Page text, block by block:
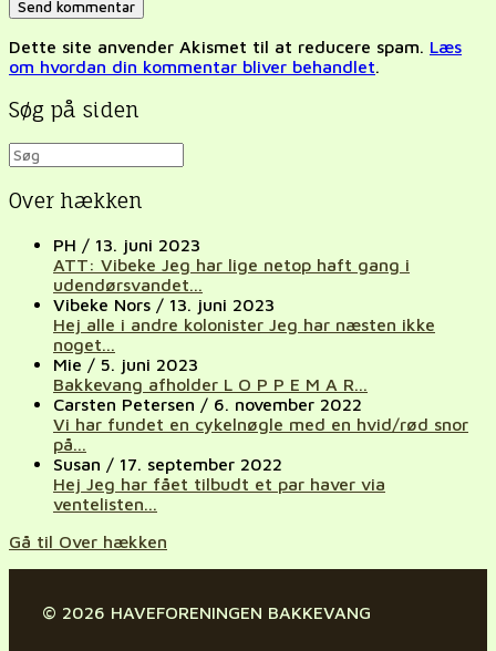
Dette site anvender Akismet til at reducere spam. Læs
om hvordan din kommentar bliver behandlet.
Søg på siden
Over hækken
PH / 13. juni 2023
ATT: Vibeke Jeg har lige netop haft gang i
udendørsvandet...
Vibeke Nors / 13. juni 2023
Hej alle i andre kolonister Jeg har næsten ikke
noget...
Mie / 5. juni 2023
Bakkevang afholder L O P P E M A R...
Carsten Petersen / 6. november 2022
Vi har fundet en cykelnøgle med en hvid/rød snor
på...
Susan / 17. september 2022
Hej Jeg har fået tilbudt et par haver via
ventelisten...
Gå til Over hækken
© 2026 HAVEFORENINGEN BAKKEVANG